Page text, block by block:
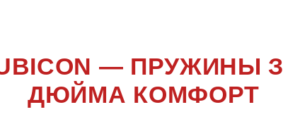
JL
—
ДЮЙМА КОМФОРТ